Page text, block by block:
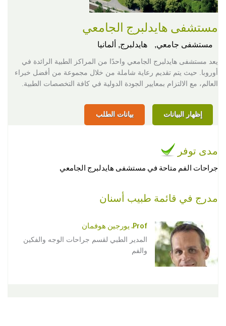
مستشفى هايدلبرج الجامعي
مستشفى جامعي, هايدلبرج, ألمانيا
يعد مستشفى هايدلبرج الجامعي واحدًا من المراكز الطبية الرائدة في
أوروبا. حيث يتم تقديم رعاية شاملة من خلال مجموعة من أفضل خبراء
العالم، مع الالتزام بمعايير الجودة الدولية في كافة التخصصات الطبية.
إظهار البيانات بيانات الطلب
مدى توفر
جراحات الفم متاحة في مستشفى هايدلبرج الجامعي
مدرج في قائمة طبيب أسنان
Prof. يورجين هوفمان
المدير الطبي لقسم جراحات الوجه والفكين
والفم